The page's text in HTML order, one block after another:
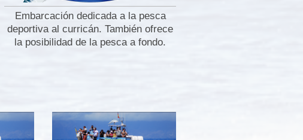
Embarcación dedicada a la pesca
deportiva al curricán. También ofrece
la posibilidad de la pesca a fondo.